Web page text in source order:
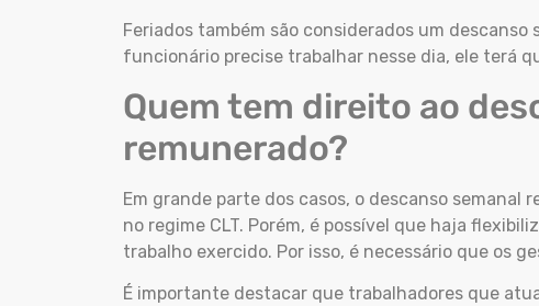
Feriados também são considerados um
funcionário precise trabalhar nesse dia, ele terá
Quem tem direito ao
remunerado?
Em grande parte dos casos, o descanso
no regime CLT. Porém, é possível que haja
trabalho exercido. Por isso, é necessário que os
É importante destacar que trabalhadores que